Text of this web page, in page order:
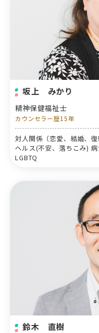
坂上 みかり
精神保健福祉士
カウンセラー歴15年
対人関係（恋愛、結婚、
ヘルス(不安、落ちこみ)
LGBTQ
鈴木 直樹